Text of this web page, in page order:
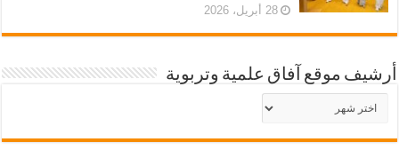
28 أبريل، 2026
أرشيف موقع آفاق علمية وتربوية
أرشيف
موقع
آفاق